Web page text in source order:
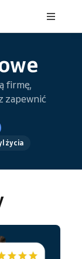
firmę,
zapewnić
życia